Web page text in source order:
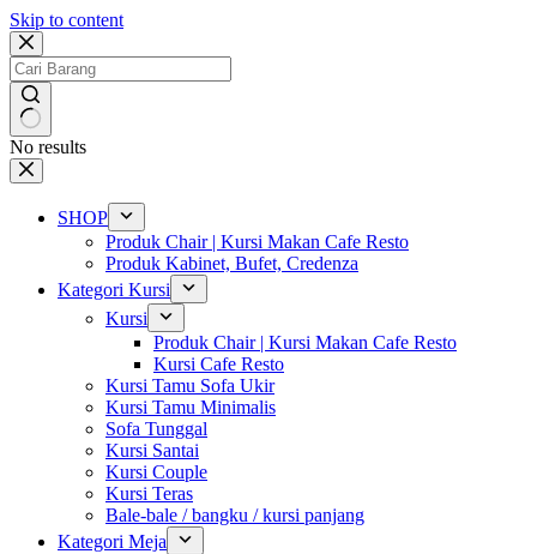
Skip to content
No results
SHOP
Produk Chair | Kursi Makan Cafe Resto
Produk Kabinet, Bufet, Credenza
Kategori Kursi
Kursi
Produk Chair | Kursi Makan Cafe Resto
Kursi Cafe Resto
Kursi Tamu Sofa Ukir
Kursi Tamu Minimalis
Sofa Tunggal
Kursi Santai
Kursi Couple
Kursi Teras
Bale-bale / bangku / kursi panjang
Kategori Meja